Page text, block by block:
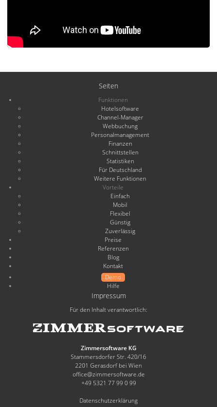
Seiten
Funktionen
Hotelsoftware
Channel-Manager
Webbuchung
Personalmanagement
Finanzen
Schnittstellen
Statistiken
Für Deutschland
Weitere Funktionen
Vorteile
Einfach
Mobil
Flexibel
Günstig
Zuverlässig
Preise
Referenzen
Blog
Kontakt
Demo
Hilfe
Impressum
Für den Inhalt verantwortlich:
Zimmersoftware KG
Stammersdorfer Str. 420/16
2201 Gerasdorf bei Wien
office@zimmersoftware.de
+49 5321 77 99 0 99
Datenschutzerklärung